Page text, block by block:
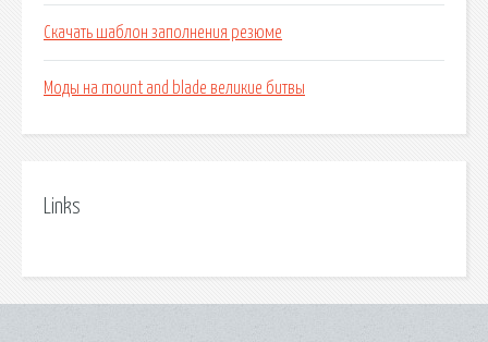
Скачать шаблон заполнения резюме
Моды на mount and blade великие битвы
Links